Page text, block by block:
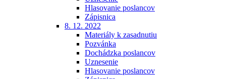
Hlasovanie poslancov
Zápisnica
8. 12. 2022
Materiály k zasadnutiu
Pozvánka
Dochádzka poslancov
Uznesenie
Hlasovanie poslancov